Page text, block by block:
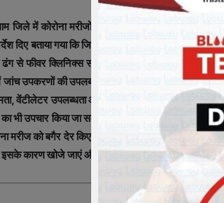
जिले में कोरोना मरीजों की संख्या, नेगेटिव तथा पॉजिटिव
दिए बताया गया कि जिले में फीवर क्लिनिक्स के माध्यम से
से फीवर क्लिनिक्स संचालित किए जा रहे हैं। कमिश्नर ने
उपकरणों की उपलब्धता और उपचार का सुनियोजित ढंग
वेंटीलेटर उपलब्धता आदि की जानकारी प्राप्त करते हुए
भी उपचार किया जा सकता है, इसलिए अपनी क्षमता का
मरीज को बगैर देर किए भर्ती कराया जाए जिससे प्रभावी
इसके कारण खोजे जाएं और कमी को दूर किया जाए।